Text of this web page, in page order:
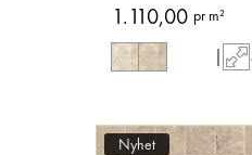
1.110,00 pr m²
|
Nyhet